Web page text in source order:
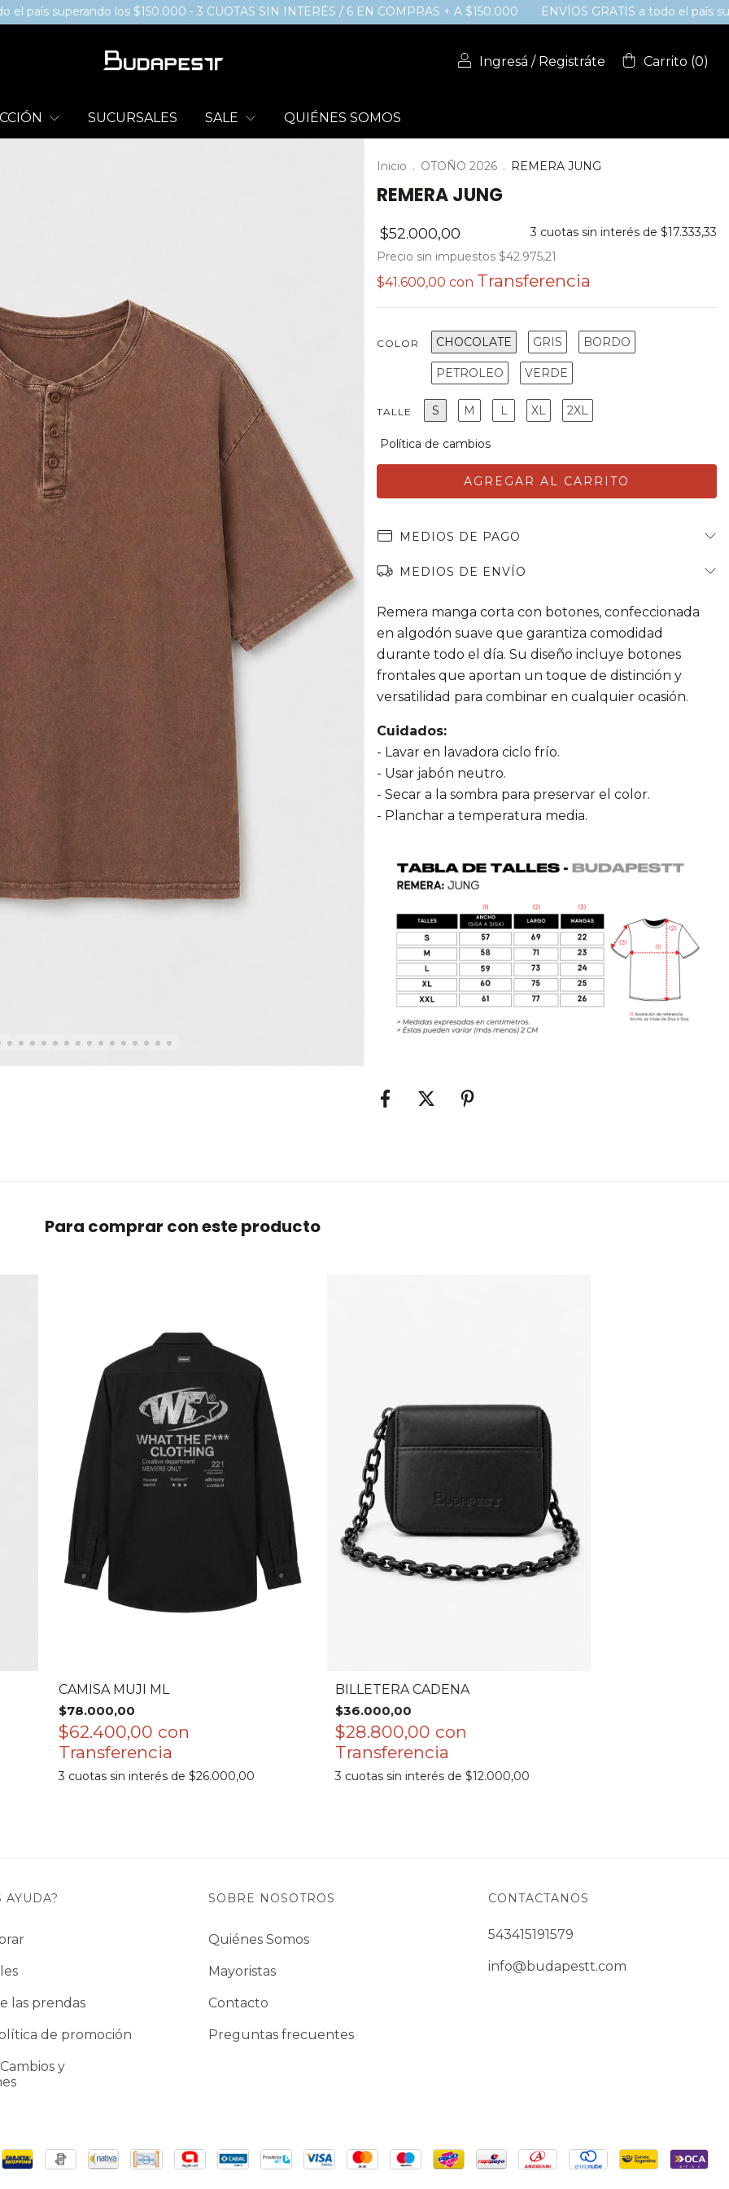
los $150.000 - 3 CUOTAS SIN INTERÉS / 6 EN COMPRAS + A $150.000 ENVÍOS GRATIS a todo el país superando
Ingresá / Registráte Carrito (0)
SUCURSALES SALE QUIÉNES SOMOS
Inicio . OTOÑO 2026 . REMERA JUNG
REMERA JUNG
$52.000,00 3 cuotas sin interés de $17.333,33
Precio sin impuestos $42.975,21
$41.600,00 con
COLOR CHOCOLATE GRIS BORDO
PETROLEO VERDE
TALLE S M L XL 2XL
MEDIOS DE PAGO
MEDIOS DE ENVÍO
Remera manga corta con botones, confeccionada
en algodón suave que garantiza comodidad
durante todo el día. Su diseño incluye botones
frontales que aportan un toque de distinción y
versatilidad para combinar en cualquier ocasión.
Cuidados:
- Lavar en lavadora ciclo frío.
- Usar jabón neutro.
- Secar a la sombra para preservar el color.
- Planchar a temperatura media.
Para comprar con este producto
CAMISA MUJI ML
$78.000,00
$62.400,00 con
3 cuotas sin interés de $26.000,00
BILLETERA CADENA
$36.000,00
$28.800,00 con
3 cuotas sin interés de $12.000,00
AYUDA?
las prendas
de promoción
y
SOBRE NOSOTROS
Quiénes Somos
Mayoristas
Contacto
Preguntas frecuentes
CONTACTANOS
543415191579
info@budapestt.com